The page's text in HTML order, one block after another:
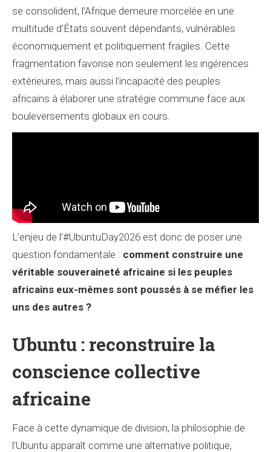
se consolident, l’Afrique demeure morcelée en une
multitude d’États souvent dépendants, vulnérables
économiquement et politiquement fragiles. Cette
fragmentation favorise non seulement les ingérences
extérieures, mais aussi l’incapacité des peuples
africains à élaborer une stratégie commune face aux
bouleversements globaux en cours.
L’enjeu de l’#UbuntuDay2026 est donc de poser une
question fondamentale : comment construire une
véritable souveraineté africaine si les peuples
africains eux-mêmes sont poussés à se méfier les
uns des autres ?
Ubuntu : reconstruire la
conscience collective
africaine
Face à cette dynamique de division, la philosophie de
l’Ubuntu apparaît comme une alternative politique,